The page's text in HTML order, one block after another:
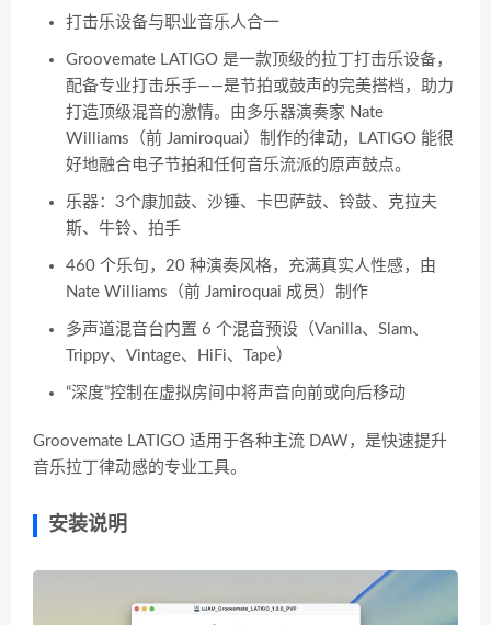
打击乐设备与职业音乐人合一
Groovemate LATIGO 是一款顶级的拉丁打击乐设备，
配备专业打击乐手——是节拍或鼓声的完美搭档，助力
打造顶级混音的激情。由多乐器演奏家 Nate
Williams（前 Jamiroquai）制作的律动，LATIGO 能很
好地融合电子节拍和任何音乐流派的原声鼓点。
乐器：3个康加鼓、沙锤、卡巴萨鼓、铃鼓、克拉夫
斯、牛铃、拍手
460 个乐句，20 种演奏风格，充满真实人性感，由
Nate Williams（前 Jamiroquai 成员）制作
多声道混音台内置 6 个混音预设（Vanilla、Slam、
Trippy、Vintage、HiFi、Tape）
“深度”控制在虚拟房间中将声音向前或向后移动
Groovemate LATIGO 适用于各种主流 DAW，是快速提升
音乐拉丁律动感的专业工具。
安装说明